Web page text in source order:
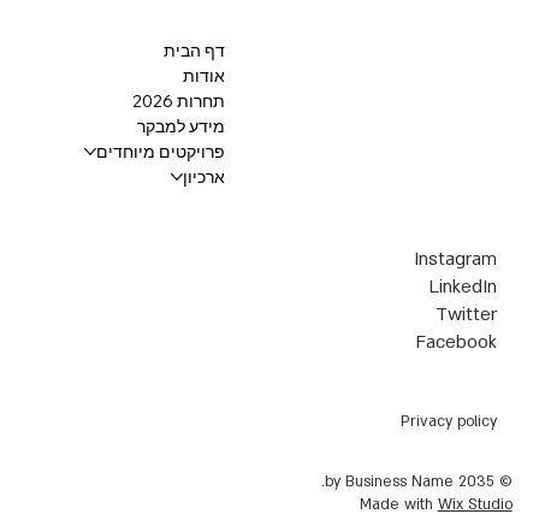
Privacy policy
© 2035 by Business Name.
Made with Wix Studio
Instagram
LinkedIn
Twitter
Facebook
דף הבית
אודות
תחרות 2026
מידע למבקר
פרויקטים מיוחדים
ארכיון